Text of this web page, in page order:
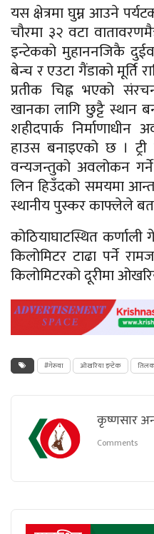
यस क्षेत्रमा घुम्न आउने
चौरमा ३२ वटा
इन्टेकको मुहाननजिकै
बेन्च र एउटा गैंडाको मूर्ति
प्रतीक चिह्न भएको
खानका लागि छुट्टै स्थान
शहीदपार्क निर्माणाधीन
हाउस बनाइएको छ ।
वन्यजन्तुको अवलोकन
लिन हिउँदको समयमा
स्थानीय पुस्कर काफ्लेले
कोठियाघाटस्थित
किलोमिटर टाढा पर्ने
किलोमिटरको दूरीमा
#गेरुवा ओखरिया इन्टेक
कृष्णसार
Comments